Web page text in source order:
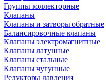
Группы коллекторные
Клапаны
Клапаны и затворы обратные
Балансировочные клапаны
Клапаны электромагнитные
Клапаны латунные
Клапаны стальные
Клапаны чугунные
Редукторы давления